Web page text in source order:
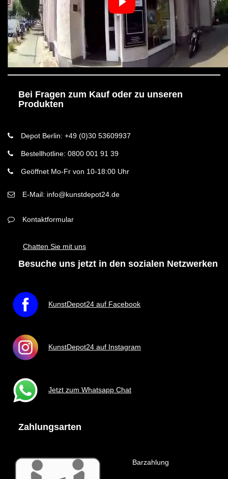
Bei Fragen zum Kauf oder zu unseren
Produkten
Depot Berlin: +49 (0)30 53609937
Bestellhotline: 0800 001 91 39
Geöffnet Mo-Fr von 10-18:00 Uhr
E-Mail: info@kunstdepot24.de
Kontaktformular
Chatten Sie mit uns
Besuche uns jetzt in den sozialen Netzwerken
KunstDepot24 auf Facebook
KunstDepot24 auf Instagram
Jetzt zum Whatsapp Chat
Zahlungsarten
Barzahlung